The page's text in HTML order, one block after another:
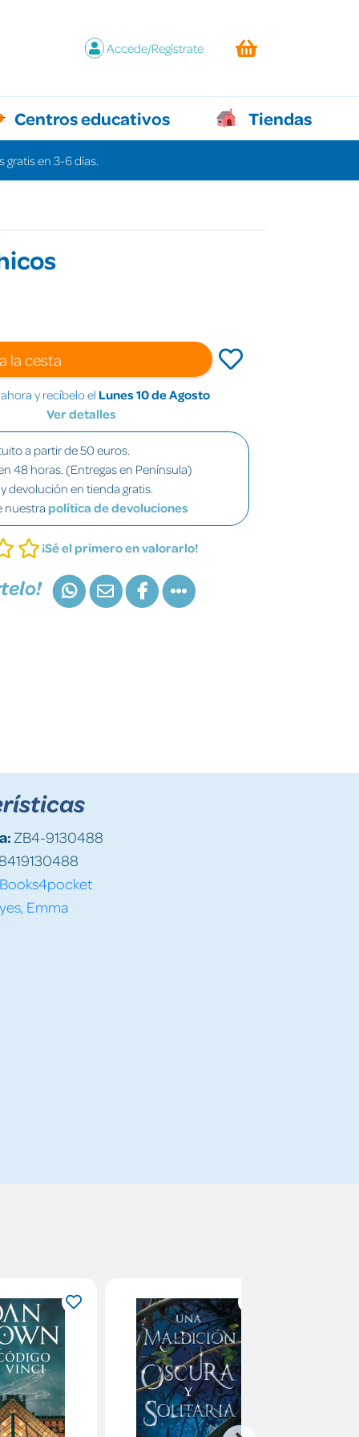
Accede/Regístrate
Centros educativos Tiendas
gratis en 3-6 días.
la cesta
y recíbelo el Lunes 10 de Agosto
Ver detalles
a partir de 50 euros.
48 horas. (Entregas en Península)
devolución en tienda gratis.
nuestra política de devoluciones
¡Sé el primero en valorarlo!
ZB4-9130488
Books4pocket
Emma